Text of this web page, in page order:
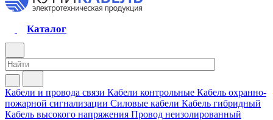
Каталог
Кабели и провода связи Кабели контрольные Кабель охранно-
пожарной сигнализации Силовые кабели Кабель гибридный
Кабель высокого напряжения Провод неизолированный